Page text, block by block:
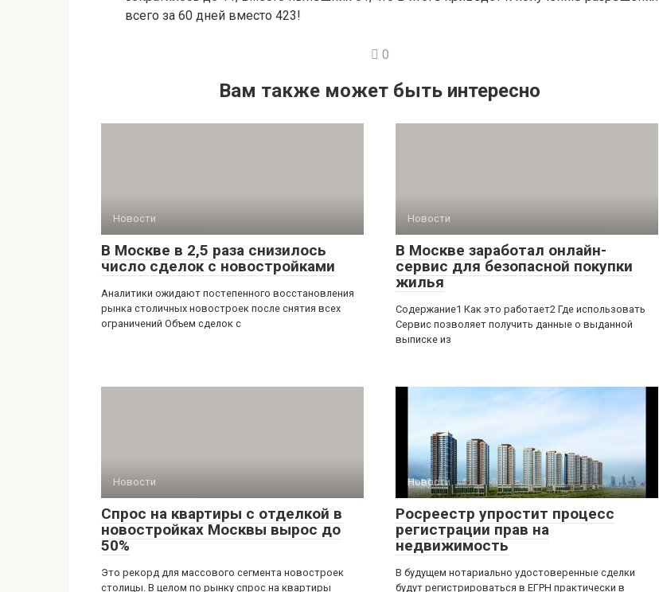
всего за 60 дней вместо 423!
0
Вам также может быть интересно
Новости
В Москве в 2,5 раза снизилось
число сделок с новостройками
Аналитики ожидают постепенного восстановления
рынка столичных новостроек после снятия всех
ограничений Объем сделок с
Новости
В Москве заработал онлайн-
сервис для безопасной покупки
жилья
Содержание1 Как это работает2 Где использовать
Сервис позволяет получить данные о выданной
выписке из
Новости
Спрос на квартиры с отделкой в
новостройках Москвы вырос до
50%
Это рекорд для массового сегмента новостроек
столицы. В целом по рынку спрос на квартиры
Новости
Росреестр упростит процесс
регистрации прав на
недвижимость
В будущем нотариально удостоверенные сделки
будут регистрироваться в ЕГРН практически в